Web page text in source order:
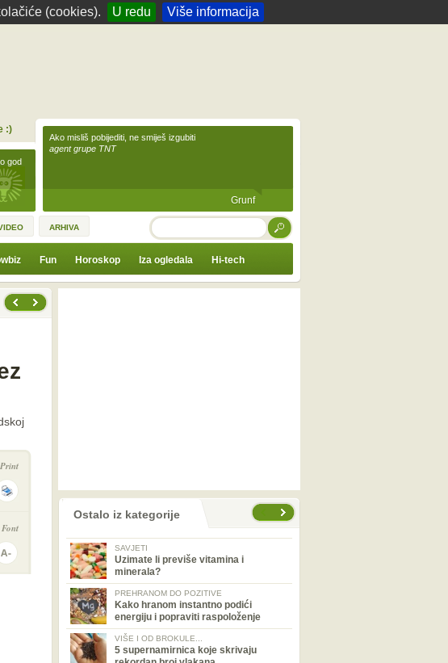
(cookies). U redu Više informacija
god
:)
Ako misliš pobijediti, ne smiješ izgubiti
agent grupe TNT
Grunf
ARHIVA TRAŽI
Fun Horoskop Iza ogledala Hi-tech
Print
Font
Ostalo iz kategorije
SAVJETI
Uzimate li previše vitamina i
minerala?
PREHRANOM DO POZITIVE
Kako hranom instantno podići
energiju i popraviti raspoloženje
VIŠE I OD BROKULE...
5 supernamirnica koje skrivaju